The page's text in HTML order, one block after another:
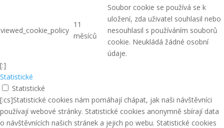
viewed_cookie_policy
11
měsíců
Soubor cookie se používá se k
uložení, zda uživatel souhlasil nebo
nesouhlasil s používáním souborů
cookie. Neukládá žádné osobní
údaje.
[:]
Statistické
Statistické
[:cs]Statistické cookies nám pomáhají chápat, jak naši návštěvníci
používají webové stránky. Statistické cookies anonymně sbírají data
o návštěvnících našich stránek a jejich po webu. Statistické cookies